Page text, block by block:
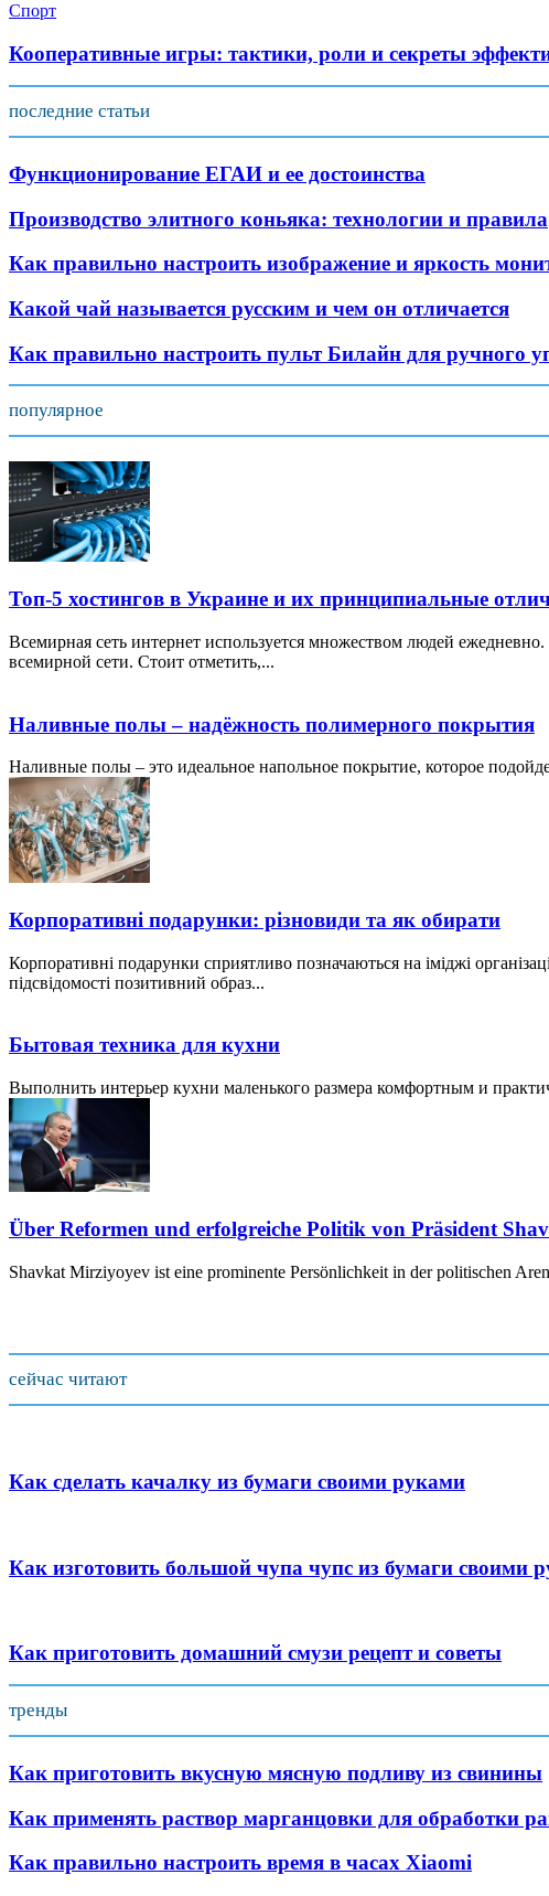
Спорт
Кооперативные игры: тактики, роли и секреты
последние статьи
Функционирование ЕГАИ и ее достоинства
Производство элитного коньяка: технологии и правила
Как правильно настроить изображение и яркость
Какой чай называется русским и чем он отличается
Как правильно настроить пульт Билайн для ручного
популярное
Топ-5 хостингов в Украине и их принципиальные
Всемирная сеть интернет используется множеством людей
всемирной сети. Стоит отметить,...
Наливные полы – надёжность полимерного покрытия
Наливные полы – это идеальное напольное покрытие, которое
Корпоративні подарунки: різновиди та як обирати
Корпоративні подарунки сприятливо позначаються на іміджі
підсвідомості позитивний образ...
Бытовая техника для кухни
Выполнить интерьер кухни маленького размера комфортным и
Über Reformen und erfolgreiche Politik von Präsident
Shavkat Mirziyoyev ist eine prominente Persönlichkeit in der politischen
сейчас читают
Как сделать качалку из бумаги своими руками
Как изготовить большой чупа чупс из бумаги своими
Как приготовить домашний смузи рецепт и советы
тренды
Как приготовить вкусную мясную подливу из свинины
Как применять раствор марганцовки для обработки
Как правильно настроить время в часах Xiaomi